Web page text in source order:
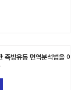
측방유동 면역분석법을 이